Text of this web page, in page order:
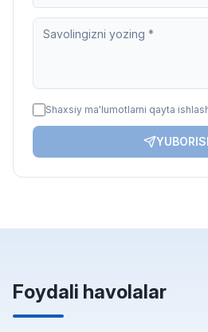
Shaxsiy ma'lumotlarni qayta
Foydali havolalar